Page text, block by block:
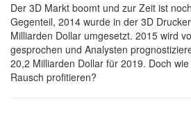
Der 3D Markt boomt und zur Zeit ist
Gegenteil, 2014 wurde in der 3D
Milliarden Dollar umgesetzt. 2015 wird
gesprochen und Analysten
20,2 Milliarden Dollar für 2019. Doch
Rausch profitieren?